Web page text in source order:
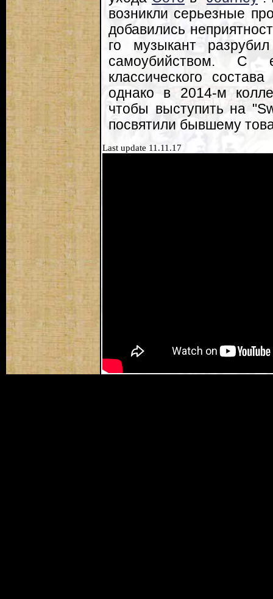
возникли серьезные
добавились
го музыкант
самоубийством. С
классического
однако в 2014-м
чтобы выступить на
посвятили бывшему
Last update 11.11.17